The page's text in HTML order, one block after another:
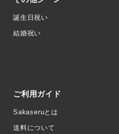
誕生日祝い
結婚祝い
ご利用ガイド
Sakaseruとは
送料について